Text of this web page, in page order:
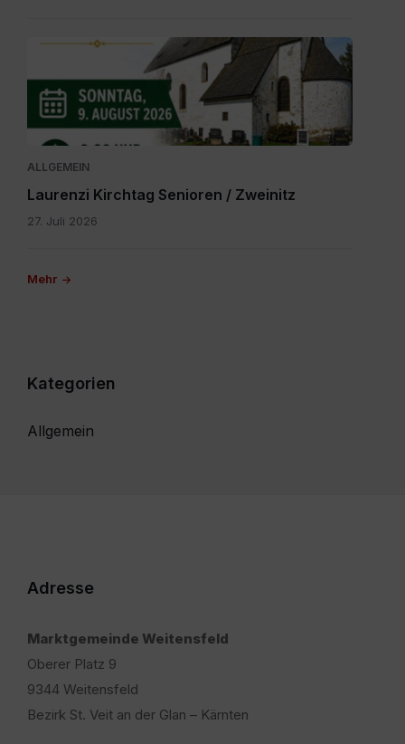
IMG-
WA0000.jpg
ALLGEMEIN
Laurenzi Kirchtag Senioren / Zweinitz
27. Juli 2026
Mehr
Kategorien
Allgemein
Adresse
Marktgemeinde Weitensfeld
Oberer Platz 9
9344 Weitensfeld
Bezirk St. Veit an der Glan – Kärnten